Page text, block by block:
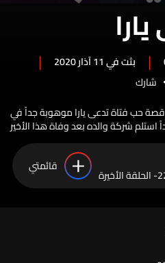
بثت في 11 آذار 2020
شارك
قصة حب فتاة تدعى يارا موهوبة جداً في
شركة والده بعد وفاة هذا الأخير
قائمتي